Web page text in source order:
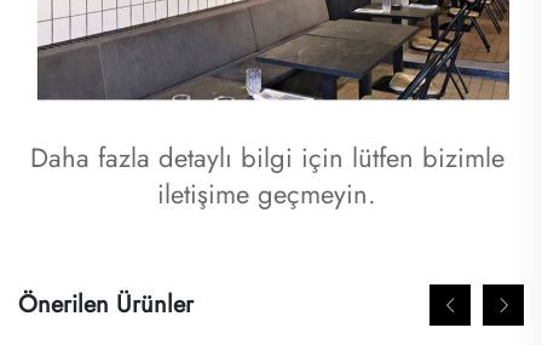
Daha fazla detaylı bilgi için lütfen bizimle
iletişime geçmeyin.
Önerilen Ürünler